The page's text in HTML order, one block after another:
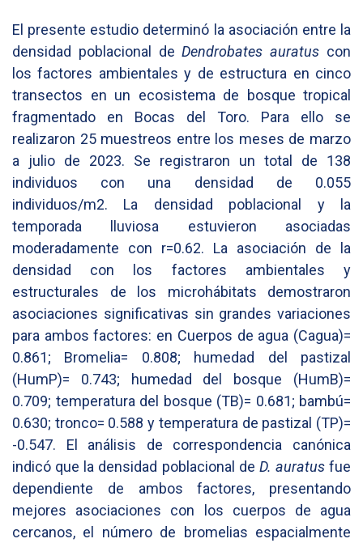
El presente estudio determinó la asociación entre la
densidad poblacional deDendrobates auratus con
los factores ambientales y de estructura en cinco
transectos en un ecosistema de bosque tropical
fragmentado en Bocas del Toro. Para ello se
realizaron 25 muestreos entre los meses de marzo
a julio de 2023. Se registraron un total de 138
individuos con una densidad de 0.055
individuos/m2. La densidad poblacional y la
temporada lluviosa estuvieron asociadas
moderadamente con r=0.62. La asociación de la
densidad con los factores ambientales y
estructurales de los microhábitats demostraron
asociaciones significativas sin grandes variaciones
para ambos factores: en Cuerpos de agua (Cagua)=
0.861; Bromelia= 0.808; humedad del pastizal
(HumP)= 0.743; humedad del bosque (HumB)=
0.709; temperatura del bosque (TB)= 0.681; bambú=
0.630; tronco= 0.588 y temperatura de pastizal (TP)=
-0.547. El análisis de correspondencia canónica
indicó que la densidad poblacional de D. auratusfue
dependiente de ambos factores, presentando
mejores asociaciones con los cuerpos de agua
cercanos, el número de bromelias espacialmente